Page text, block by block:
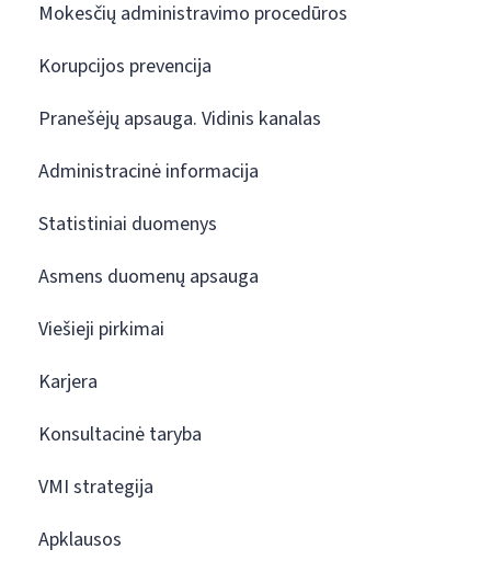
Mokesčių administravimo procedūros
Korupcijos prevencija
Pranešėjų apsauga. Vidinis kanalas
Administracinė informacija
Statistiniai duomenys
Asmens duomenų apsauga
Viešieji pirkimai
Karjera
Konsultacinė taryba
VMI strategija
Apklausos